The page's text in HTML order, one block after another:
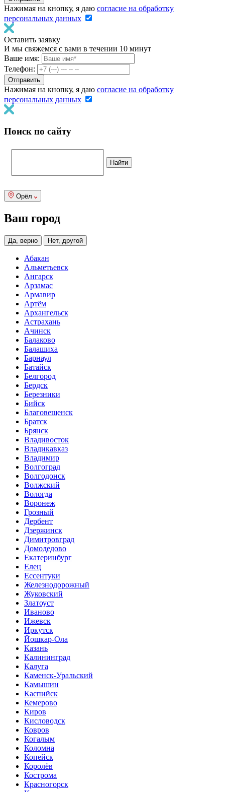
Нажимая на кнопку, я даю согласие на обработку
персональных данных
Оставить заявку
И мы свяжемся с вами в течении 10 минут
Ваше имя:
Телефон:
Нажимая на кнопку, я даю согласие на обработку
персональных данных
Поиск по сайту
Орёл
Ваш город
Да, верно Нет, другой
Абакан
Альметьевск
Ангарск
Арзамас
Армавир
Артём
Архангельск
Астрахань
Ачинск
Балаково
Балашиха
Барнаул
Батайск
Белгород
Бердск
Березники
Бийск
Благовещенск
Братск
Брянск
Владивосток
Владикавказ
Владимир
Волгоград
Волгодонск
Волжский
Вологда
Воронеж
Грозный
Дербент
Дзержинск
Димитровград
Домодедово
Екатеринбург
Елец
Ессентуки
Железнодорожный
Жуковский
Златоуст
Иваново
Ижевск
Иркутск
Йошкар-Ола
Казань
Калининград
Калуга
Каменск-Уральский
Камышин
Каспийск
Кемерово
Киров
Кисловодск
Ковров
Когалым
Коломна
Копейск
Королёв
Кострома
Красногорск